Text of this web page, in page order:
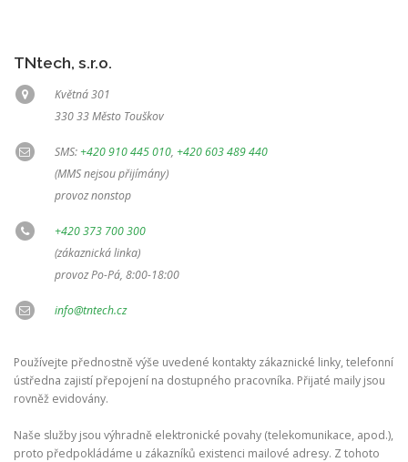
TNtech, s.r.o.
Květná 301
330 33 Město Touškov
SMS:+420 910 445 010, +420 603 489 440
(MMS nejsou přijímány)
provoz nonstop
+420 373 700 300
(zákaznická linka)
provoz Po-Pá, 8:00-18:00
info@tntech.cz
Používejte přednostně výše uvedené kontakty zákaznické linky, telefonní
ústředna zajistí přepojení na dostupného pracovníka. Přijaté maily jsou
rovněž evidovány.
Naše služby jsou výhradně elektronické povahy (telekomunikace, apod.),
proto předpokládáme u zákazníků existenci mailové adresy. Z tohoto